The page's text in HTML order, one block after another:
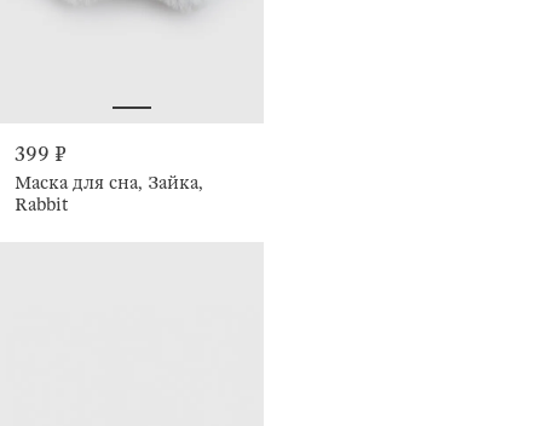
399 ₽
Маска для сна, Зайка,
Rabbit